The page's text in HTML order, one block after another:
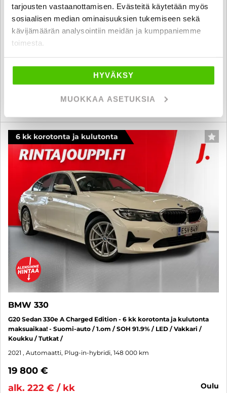
tarjousten vastaanottamisen. Evästeitä käytetään myös
sosiaalisen median ominaisuuksien tukemiseen sekä
kävijämäärän analysointiin meidän ja kumppaniemme
toimesta.
HYVÄKSY
MUOKKAA ASETUKSIA
korotonta ja kulutonta maksuaikaa! - 1-om., SUOMI-auto, ALV-
vähennyskelpoinen, LED, Harman/kardon, Koukku, Navi,
KATSO TIEDOT WHATSAPP
6 kk korotonta ja kulutonta
BMW 330
G20 Sedan 330e A Charged Edition - 6 kk korotonta ja kulutonta
maksuaikaa! - Suomi-auto / 1.om / SOH 91.9% / LED / Vakkari /
Koukku / Tutkat /
2021 , Automaatti, Plug-in-hybridi, 148 000 km
19 800 €
alk. 222 € / kk
oulu